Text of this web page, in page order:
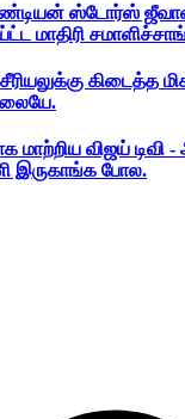
ஸ்டோர்ஸ்
மாதிரி
கிடைத்த
மாற்றிய விஜய்
இருகாங்க போல.